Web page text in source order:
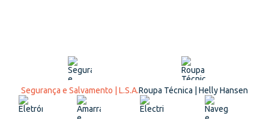
Segurança e Salvamento | L.S.A.Roupa Técnica | Helly Hansen